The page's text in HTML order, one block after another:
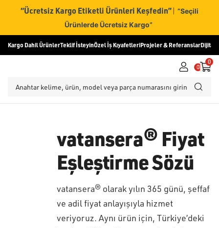
“Ücretsiz Kargo Etiketli Ürünleri Keşfedin” | “Seçili
Ürünlerde Ücretsiz Kargo”
Kargo Dahil ÜrünlerTeklif İsteyinÖzel İş KıyafetleriProjeler & ReferanslarDijital
0
0
vatansera® Fiyat
Eşleştirme Sözü
vatansera® olarak yılın 365 günü, şeffaf
ve adil fiyat anlayışıyla hizmet
veriyoruz. Aynı ürün için, Türkiye’deki